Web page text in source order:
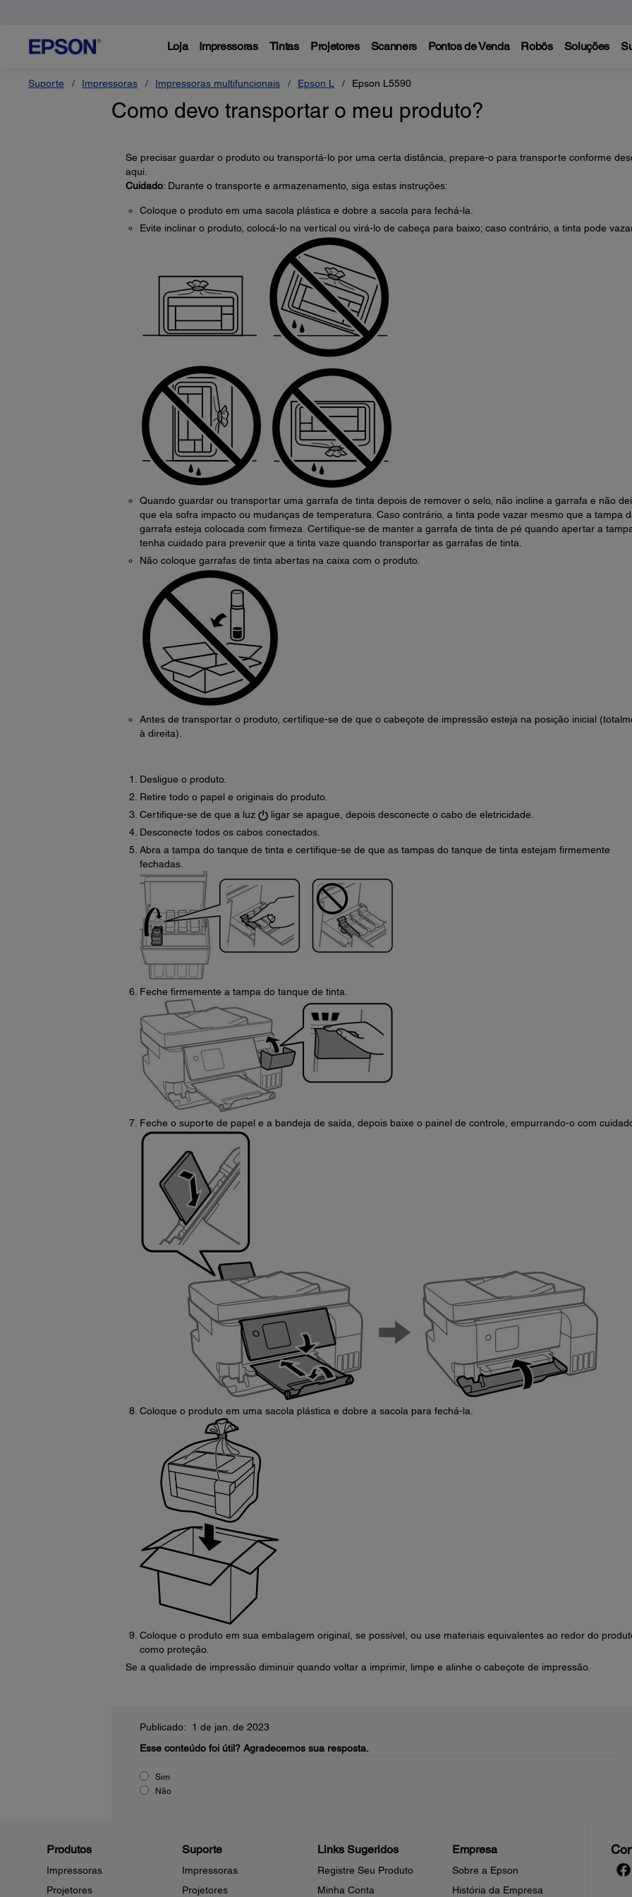
Loja Impressoras Tintas Projetores Scanners Pontos de Venda Robôs Soluções
Suporte Impressoras Impressoras multifuncionais Epson L Epson L5590
Como devo transportar o meu produto?
Se precisar guardar o produto ou transportá-lo por uma certa distância, prepare-o para transporte conforme
aqui.
Cuidado: Durante o transporte e armazenamento, siga estas instruções:
Coloque o produto em uma sacola plástica e dobre a sacola para fechá-la.
Evite inclinar o produto, colocá-lo na vertical ou virá-lo de cabeça para baixo; caso contrário, a tinta pode
Quando guardar ou transportar uma garrafa de tinta depois de remover o selo, não incline a garrafa e não
que ela sofra impacto ou mudanças de temperatura. Caso contrário, a tinta pode vazar mesmo que a tampa
garrafa esteja colocada com firmeza. Certifique-se de manter a garrafa de tinta de pé quando apertar a
tenha cuidado para prevenir que a tinta vaze quando transportar as garrafas de tinta.
Não coloque garrafas de tinta abertas na caixa com o produto.
Antes de transportar o produto, certifique-se de que o cabeçote de impressão esteja na posição inicial
à direita).
Desligue o produto.
Retire todo o papel e originais do produto.
Certifique-se de que a luz
ligar se apague, depois desconecte o cabo de eletricidade.
Desconecte todos os cabos conectados.
Abra a tampa do tanque de tinta e certifique-se de que as tampas do tanque de tinta estejam firmemente
fechadas.
Feche firmemente a tampa do tanque de tinta.
Feche o suporte de papel e a bandeja de saída, depois baixe o painel de controle, empurrando-o com
Coloque o produto em uma sacola plástica e dobre a sacola para fechá-la.
Coloque o produto em sua embalagem original, se possível, ou use materiais equivalentes ao redor do
como proteção.
Se a qualidade de impressão diminuir quando voltar a imprimir, limpe e alinhe o cabeçote de impressão.
Publicado: 1 de jan. de 2023
Esse conteúdo foi útil? Agradecemos sua resposta.
Sim
Não
Produtos
Impressoras
Projetores
Suporte
Impressoras
Projetores
Links Sugeridos
Registre Seu Produto
Minha Conta
Empresa
Sobre a Epson
História da Empresa